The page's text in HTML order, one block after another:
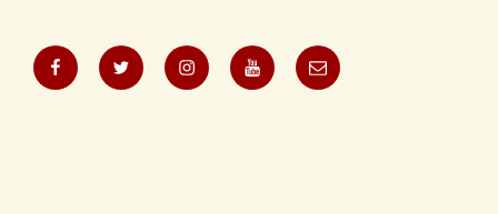
FacebookTwitter InstagramYouTubeE-
Mail